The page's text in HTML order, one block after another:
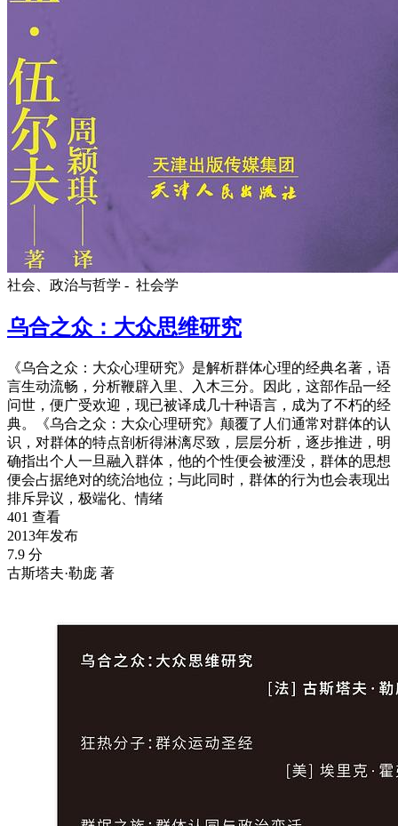
社会、政治与哲学 - 社会学
乌合之众：大众思维研究
《乌合之众：大众心理研究》是解析群体心理的经典名著，语
言生动流畅，分析鞭辟入里、入木三分。因此，这部作品一经
问世，便广受欢迎，现已被译成几十种语言，成为了不朽的经
典。《乌合之众：大众心理研究》颠覆了人们通常对群体的认
识，对群体的特点剖析得淋漓尽致，层层分析，逐步推进，明
确指出个人一旦融入群体，他的个性便会被湮没，群体的思想
便会占据绝对的统治地位；与此同时，群体的行为也会表现出
排斥异议，极端化、情绪
401 查看
2013年发布
7.9 分
古斯塔夫·勒庞 著